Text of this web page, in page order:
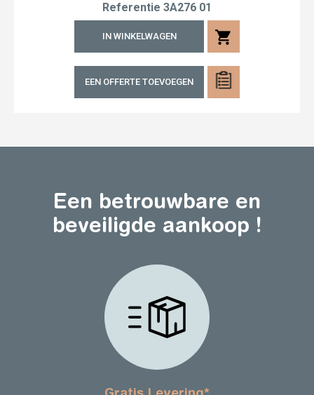
Referentie 3A276 01
IN WINKELWAGEN shopping_cart
EEN OFFERTE TOEVOEGEN
Een betrouwbare en
beveiligde aankoop !